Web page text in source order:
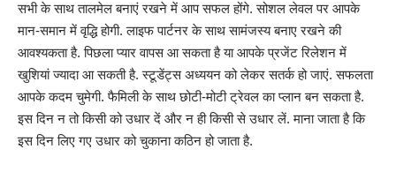
सभी के साथ तालमेल बनाएं रखने में आप सफल होंगे. सोशल लेवल पर आपके
मान-समान में वृद्धि होगी. लाइफ पार्टनर के साथ सामंजस्य बनाए रखने की
आवश्यकता है. पिछला प्यार वापस आ सकता है या आपके प्रजेंट रिलेशन में
खुशियां ज्यादा आ सकती है. स्टूडेंट्स अध्ययन को लेकर सतर्क हो जाएं. सफलता
आपके कदम चुमेगी. फैमिली के साथ छोटी-मोटी ट्रेवल का प्लान बन सकता है.
इस दिन न तो किसी को उधार दें और न ही किसी से उधार लें. माना जाता है कि
इस दिन लिए गए उधार को चुकाना कठिन हो जाता है.